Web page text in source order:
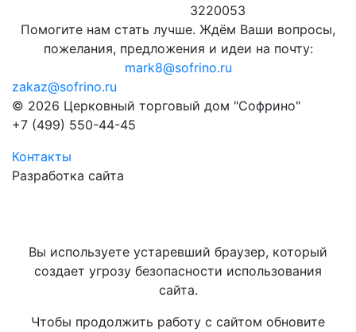
3220053
Помогите нам стать лучше. Ждём Ваши вопросы,
пожелания, предложения и идеи на почту:
mark8@sofrino.ru
zakaz@sofrino.ru
© 2026 Церковный торговый дом "Софрино"
+7 (499) 550-44-45
Контакты
Разработка сайта
Вы используете устаревший браузер, который
создает угрозу безопасности использования
сайта.
Чтобы продолжить работу с сайтом обновите